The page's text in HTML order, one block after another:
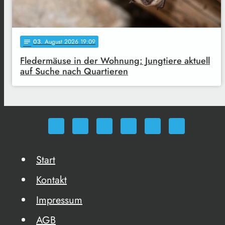
notes 03. August 2026 19:09
Fledermäuse in der Wohnung: Jungtiere aktuell
auf Suche nach Quartieren
Start
Kontakt
Impressum
AGB